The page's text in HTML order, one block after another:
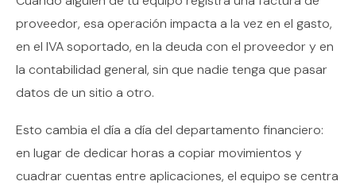
proveedor, esa operación impacta a la vez en el gasto,
en el IVA soportado, en la deuda con el proveedor y en
la contabilidad general, sin que nadie tenga que pasar
datos de un sitio a otro.
Esto cambia el día a día del departamento financiero:
en lugar de dedicar horas a copiar movimientos y
cuadrar cuentas entre aplicaciones, el equipo se centra